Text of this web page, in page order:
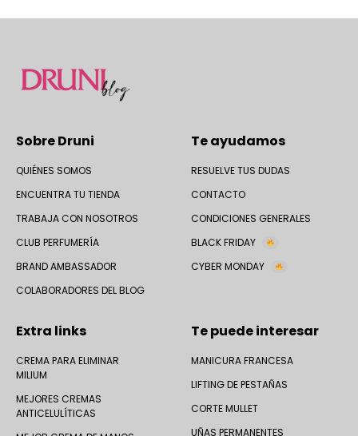
Sobre Druni
QUIÉNES SOMOS
ENCUENTRA TU TIENDA
TRABAJA CON NOSOTROS
CLUB PERFUMERÍA
BRAND AMBASSADOR
COLABORADORES DEL BLOG
Te ayudamos
RESUELVE TUS DUDAS
CONTACTO
CONDICIONES GENERALES
BLACK FRIDAY
CYBER MONDAY
Extra links
CREMA PARA ELIMINAR
MILIUM
MEJORES CREMAS
ANTICELULÍTICAS
Te puede interesar
MANICURA FRANCESA
LIFTING DE PESTAÑAS
CORTE MULLET
UÑAS PERMANENTES